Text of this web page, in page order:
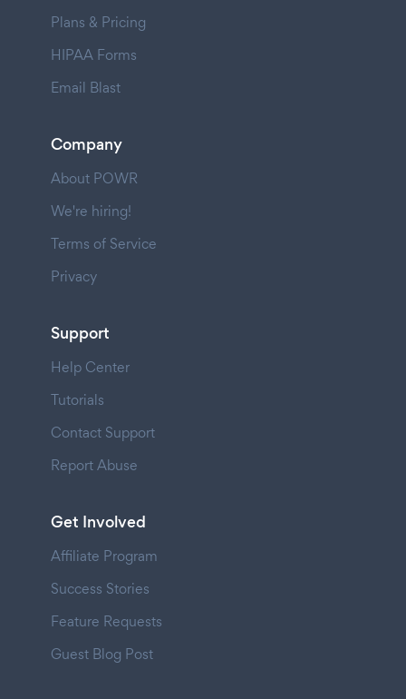
Plans & Pricing
HIPAA Forms
Email Blast
Company
About POWR
We're hiring!
Terms of Service
Privacy
Support
Help Center
Tutorials
Contact Support
Report Abuse
Get Involved
Affiliate Program
Success Stories
Feature Requests
Guest Blog Post